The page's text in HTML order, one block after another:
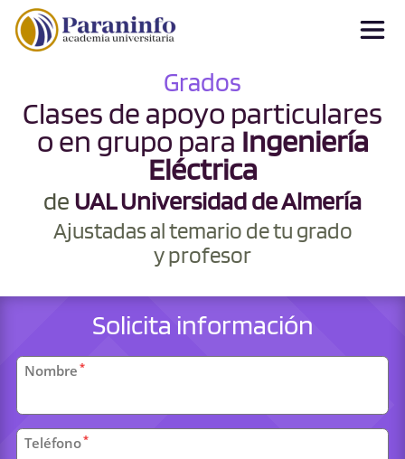
Grados
Clases de apoyo particulares
o en grupo para Ingeniería
Eléctrica
de UAL Universidad de Almería
Ajustadas al temario de tu grado
y profesor
Solicita información
Datos
personales
Nombre *
Teléfono*